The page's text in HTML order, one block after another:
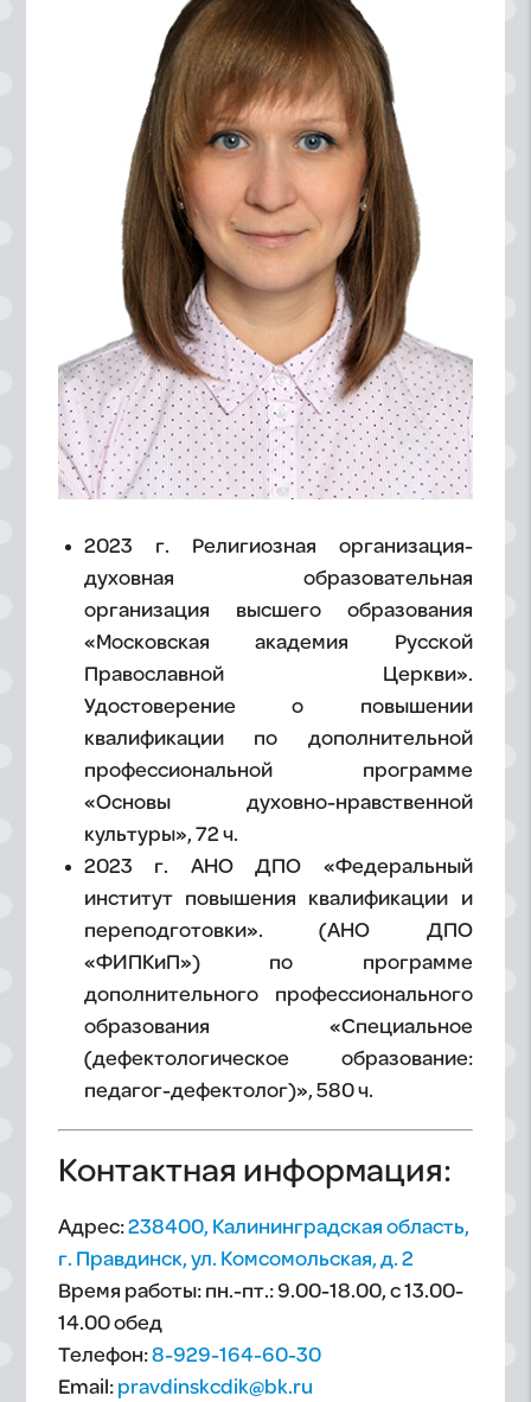
2023 г. Религиозная организация-
духовная образовательная
организация высшего образования
«Московская академия Русской
Православной Церкви».
Удостоверение о повышении
квалификации по дополнительной
профессиональной программе
«Основы духовно-нравственной
культуры», 72 ч.
2023 г. АНО ДПО «Федеральный
институт повышения квалификации и
переподготовки». (АНО ДПО
«ФИПКиП») по программе
дополнительного профессионального
образования «Специальное
(дефектологическое образование:
педагог-дефектолог)», 580 ч.
Контактная информация:
Адрес:238400, Калининградская область,
г. Правдинск, ул. Комсомольская, д. 2
Время работы: пн.-пт.: 9.00-18.00, с 13.00-
14.00 обед
Телефон:8-929-164-60-30
Email: pravdinskcdik@bk.ru